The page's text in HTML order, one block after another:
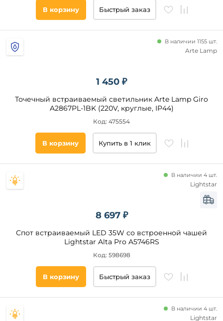
В корзину Быстрый заказ
1 450 ₽
Точечный встраиваемый светильник Arte Lamp Giro
A2867PL-1BK (220V, круглые, IP44)
В наличии 1155 шт.
Код: 475554
Arte Lamp
В корзину Купить в 1 клик
8 697 ₽
Спот встраиваемый LED 35W со встроенной чашей
Lightstar Alta Pro A5746RS
В наличии 4 шт.
Код: 598698
Lightstar
В корзину Быстрый заказ
В наличии 4 шт.
Lightstar